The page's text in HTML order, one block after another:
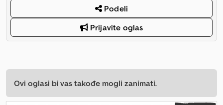
Podeli
Prijavite oglas
Ovi oglasi bi vas takođe mogli zanimati.